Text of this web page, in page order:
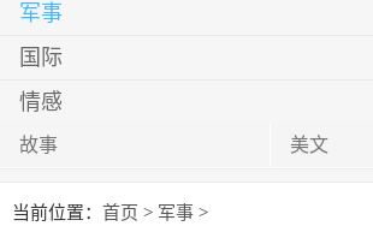
军事
国际
情感
故事 美文
当前位置： 首页 > 军事 >